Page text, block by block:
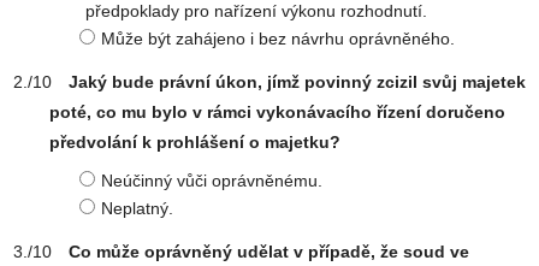
předpoklady pro nařízení výkonu rozhodnutí.
Může být zahájeno i bez návrhu oprávněného.
Jaký bude právní úkon, jímž povinný zcizil svůj majetek
poté, co mu bylo v rámci vykonávacího řízení doručeno
předvolání k prohlášení o majetku?
Neúčinný vůči oprávněnému.
Neplatný.
Co může oprávněný udělat v případě, že soud ve